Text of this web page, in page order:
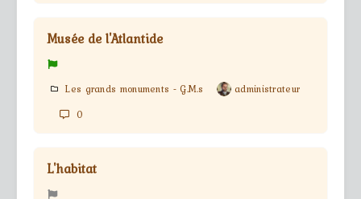
Musée de l'Atlantide
Les grands monuments - G.M.s
administrateur
0
L'habitat